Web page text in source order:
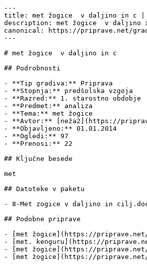
---
title: met žogice  v daljino in c |
description: met žogice  v daljino
canonical: https://priprave.net/
---
# met žogice  v daljino in c
## Podrobnosti
- **Tip gradiva:** Priprava
- **Stopnja:** predšolska vzgoja
- **Razred:** 1. starostno obdobje
- **Predmet:** analiza
- **Tema:** met žogice
- **Avtor:** [neža2](https://
- **Objavljeno:** 01.01.2014
- **Ogledi:** 97
- **Prenosi:** 22
## Ključne besede
met
## Datoteke v paketu
- 8-Met zogice v daljino in
## Podobne priprave
- [met žogice](https://priprave.net/
- [met. kenguru](https://
- [met žogice](https://priprave.net/
- [met žogice](https://priprave.net/